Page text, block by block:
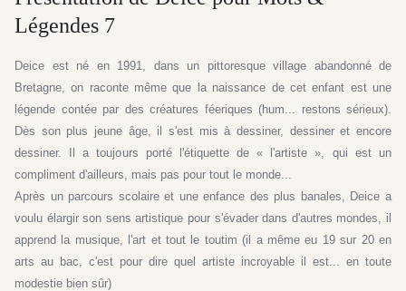
Légendes 7
Deice est né en 1991, dans un pittoresque village abandonné de
Bretagne, on raconte même que la naissance de cet enfant est une
légende contée par des créatures féeriques (hum... restons sérieux).
Dès son plus jeune âge, il s'est mis à dessiner, dessiner et encore
dessiner. Il a toujours porté l'étiquette de « l'artiste », qui est un
compliment d'ailleurs, mais pas pour tout le monde...
Après un parcours scolaire et une enfance des plus banales, Deice a
voulu élargir son sens artistique pour s'évader dans d'autres mondes, il
apprend la musique, l'art et tout le toutim (il a même eu 19 sur 20 en
arts au bac, c'est pour dire quel artiste incroyable il est... en toute
modestie bien sûr)